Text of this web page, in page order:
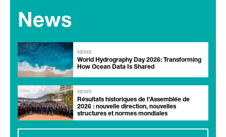
News
NEWS
World Hydrography Day 2026: Transforming
How Ocean Data Is Shared
NEWS
Résultats historiques de l’Assemblée de
2026 : nouvelle direction, nouvelles
structures et normes mondiales